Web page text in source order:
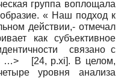
группа воплощала
« Наш подход к
действии,- отмечал
как субъективное
связано с
…> [24, p.xi]. В целом,
уровня анализа